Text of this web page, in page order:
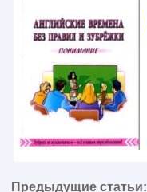
Предыдущие статьи: